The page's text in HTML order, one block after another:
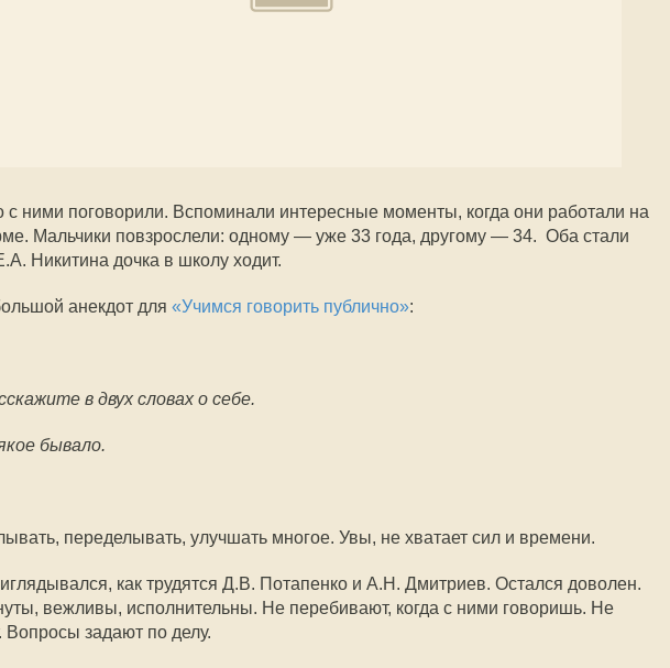
ними поговорили. Вспоминали интересные моменты, когда они работали на
Мальчики повзрослели: одному — уже 33 года, другому — 34. Оба стали
Никитина дочка в школу ходит.
анекдот для «Учимся говорить публично»:
в двух словах о себе.
бывало.
переделывать, улучшать многое. Увы, не хватает сил и времени.
как трудятся Д.В. Потапенко и А.Н. Дмитриев. Остался доволен.
вежливы, исполнительны. Не перебивают, когда с ними говоришь. Не
Вопросы задают по делу.